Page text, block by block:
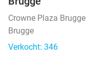
Crowne Plaza Brugge
Brugge
Verkocht: 346